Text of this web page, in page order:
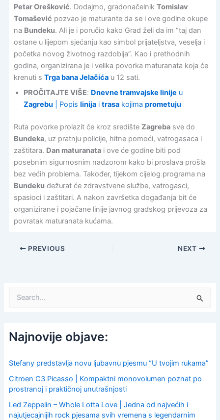
Petar Orešković. Dodajmo, gradonačelnik Tomislav
Tomašević pozvao je maturante da se i ove godine okupe
na Bundeku. Ali je i poručio kako Grad želi da im “taj dan
ostane u lijepom sjećanju kao simbol prijateljstva, veselja i
početka novog životnog razdoblja”. Kao i prethodnih
godina, organizirana je i velika povorka maturanata koja će
krenuti s Trga bana Jelačićau 12 sati.
PROČITAJTE VIŠE: Dnevne tramvajske linije u
Zagrebu| Popis linijai trasakojima prometuju
Ruta povorke prolazit će kroz središte Zagrebasve do
Bundeka, uz pratnju policije, hitne pomoći, vatrogasaca i
zaštitara. Dan maturanatai ove će godine biti pod
posebnim sigurnosnim nadzorom kako bi proslava prošla
bez većih problema. Također, tijekom cijelog programa na
Bundeku dežurat će zdravstvene službe, vatrogasci,
spasioci i zaštitari. A nakon završetka događanja bit će
organizirane i pojačane linije javnog gradskog prijevoza za
povratak maturanata kućama.
PREVIOUS NEXT
c
h
o
:
Najnovije objave:
Stefany predstavlja novu ljubavnu pjesmu “U tvojim rukama”
Citroen C3 Picasso | Kompaktni monovolumen poznat po
prostranoj i praktičnoj unutrašnjosti
Led Zeppelin – Whole Lotta Love | Jedna od najvećih i
najutjecajnijih rock pjesama svih vremena s legendarnim